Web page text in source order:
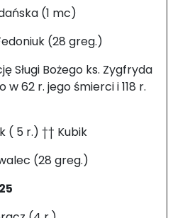
(1 mc)
(28 greg.)
Sługi Bożego ks. Zygfryda
w 62 r. jego śmierci i 118 r.
( 5 r.) †† Kubik
(28 greg.)